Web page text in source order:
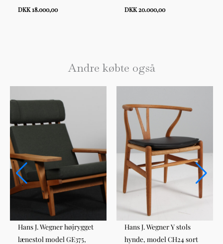
DKK 18.000,00
DKK 20.000,00
Andre købte også
Hans J. Wegner højrygget
lænestol model GE375,
Hans J. Wegner Y stols
hynde, model CH24 sort